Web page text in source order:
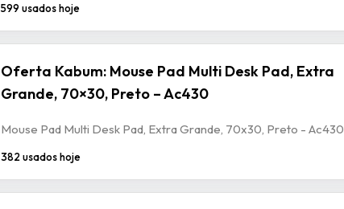
599 usados hoje
Oferta Kabum: Mouse Pad Multi Desk Pad, Extra
Grande, 70×30, Preto – Ac430
Mouse Pad Multi Desk Pad, Extra Grande, 70x30, Preto - Ac430
382 usados hoje